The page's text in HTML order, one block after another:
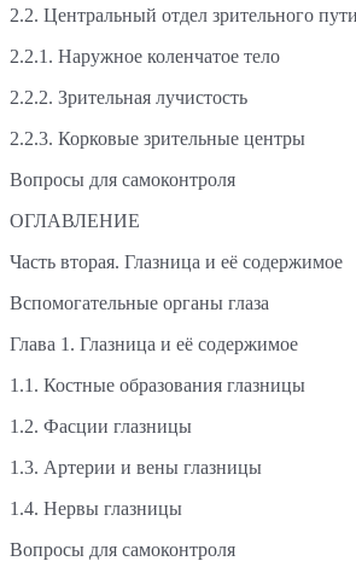
2.2. Центральный отдел зрительного пути
2.2.1. Наружное коленчатое тело
2.2.2. Зрительная лучистость
2.2.3. Корковые зрительные центры
Вопросы для самоконтроля
ОГЛАВЛЕНИЕ
Часть вторая. Глазница и её содержимое
Вспомогательные органы глаза
Глава 1. Глазница и её содержимое
1.1. Костные образования глазницы
1.2. Фасции глазницы
1.3. Артерии и вены глазницы
1.4. Нервы глазницы
Вопросы для самоконтроля